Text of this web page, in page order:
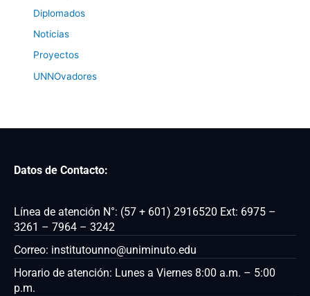
Diplomados
Noticias
Proyectos
UNNOvadores
Datos de Contacto:
Línea de atención N°: (57 + 601) 2916520 Ext: 6975 –
3261 – 7964 – 3242
Correo: institutounno@uniminuto.edu
Horario de atención: Lunes a Viernes 8:00 a.m. – 5:00
p.m.